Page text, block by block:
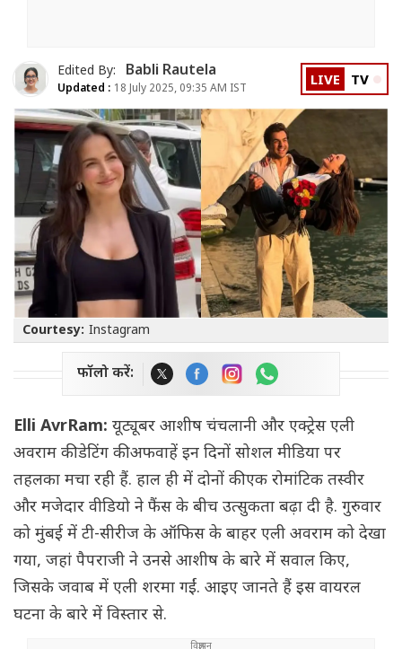
Edited By: Babli Rautela
Updated : 18 July 2025, 09:35 AM IST LIVE TV
Courtesy: Instagram
फॉलो करें:
Elli AvrRam: यूट्यूबर आशीष चंचलानी और एक्ट्रेस एली
अवराम की डेटिंग की अफवाहें इन दिनों सोशल मीडिया पर
तहलका मचा रही हैं. हाल ही में दोनों की एक रोमांटिक तस्वीर
और मजेदार वीडियो ने फैंस के बीच उत्सुकता बढ़ा दी है. गुरुवार
को मुंबई में टी-सीरीज के ऑफिस के बाहर एली अवराम को देखा
गया, जहां पैपराजी ने उनसे आशीष के बारे में सवाल किए,
जिसके जवाब में एली शरमा गईं. आइए जानते हैं इस वायरल
घटना के बारे में विस्तार से.